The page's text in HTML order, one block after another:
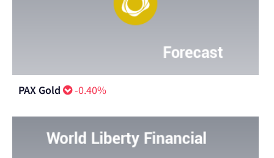
PAX Gold -0.40%